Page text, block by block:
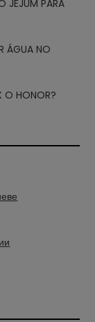
JEJUM PARA
ÁGUA NO
O HONOR?